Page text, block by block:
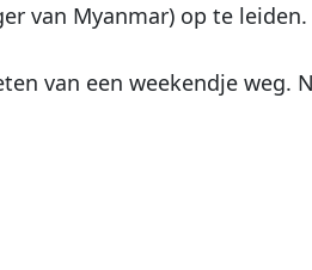
van Myanmar) op te leiden.
van een weekendje weg.